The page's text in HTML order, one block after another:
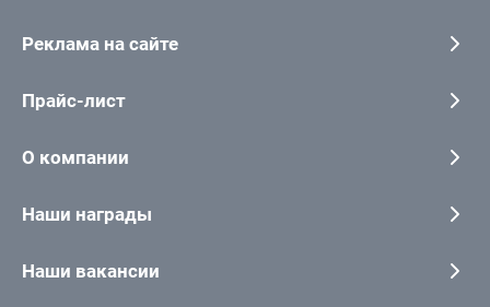
Реклама на сайте
Прайс-лист
О компании
Наши награды
Наши вакансии